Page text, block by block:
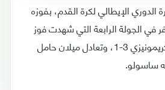
الدوري الإيطالي لكرة القدم، بفوزه
مونزا 3-صفر في الجولة الرابعة التي شهدت فوز
إنتر ميلان على ضيفه كريمونيزي 3-1، وتعادل ميلان حامل
ساسولو.